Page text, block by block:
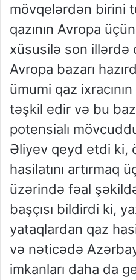
mövqelərdən birini
qazının Avropa
xüsusilə son illərdə
Avropa bazarı
ümumi qaz ixracının
təşkil edir və bu
potensialı
Əliyev qeyd etdi ki,
hasilatını artırmaq
üzərində fəal
başçısı bildirdi ki,
yataqlardan qaz
və nəticədə
imkanları daha da